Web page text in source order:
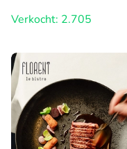
Verkocht: 2.705